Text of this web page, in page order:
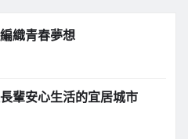
織青春夢想
輩安心生活的宜居城市